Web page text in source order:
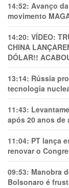
14:52: Avanço
movimento
14:20: VÍDEO:
CHINA
DÓLAR!!
13:14: Rússia
tecnologia
11:43:
após 20 anos
11:04: PT lança
renovar o
09:53: Manobra
Bolsonaro é